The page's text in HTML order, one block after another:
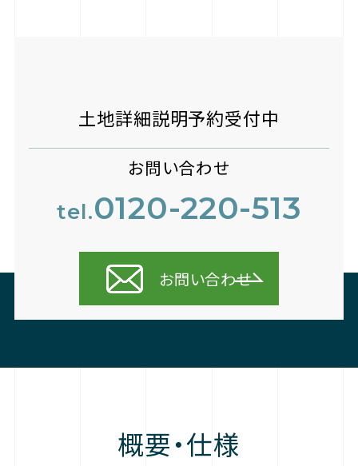
土地詳細説明予約受付中
お問い合わせ
tel.0120-220-513
お問い合わせ
概要・仕様